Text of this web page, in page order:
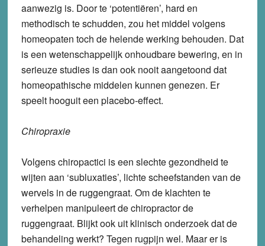
aanwezig is. Door te ‘potentiëren’, hard en
methodisch te schudden, zou het middel volgens
homeopaten toch de helende werking behouden. Dat
is een wetenschappelijk onhoudbare bewering, en in
serieuze studies is dan ook nooit aangetoond dat
homeopathische middelen kunnen genezen. Er
speelt hooguit een placebo-effect.
Chiropraxie
Volgens chiropactici is een slechte gezondheid te
wijten aan ‘subluxaties’, lichte scheefstanden van de
wervels in de ruggengraat. Om de klachten te
verhelpen manipuleert de chiropractor de
ruggengraat. Blijkt ook uit klinisch onderzoek dat de
behandeling werkt? Tegen rugpijn wel. Maar er is